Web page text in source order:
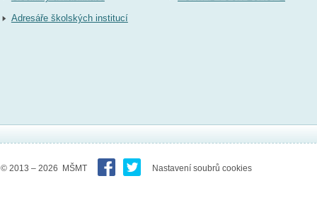
Adresáře školských institucí
© 2013 – 2026 MŠMT Nastavení soubrů cookies